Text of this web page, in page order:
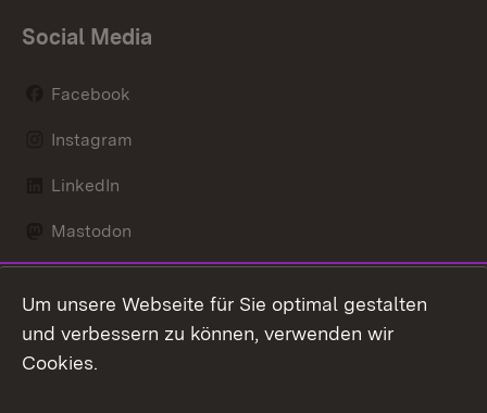
Social Media
Facebook
Instagram
LinkedIn
Mastodon
X / Twitter
Youtube
Um unsere Webseite für Sie optimal gestalten
und verbessern zu können, verwenden wir
Cookies.